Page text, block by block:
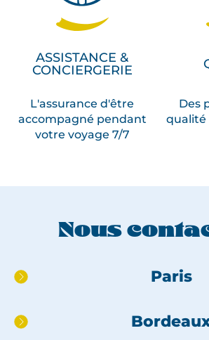
ASSISTANCE &
CONCIERGERIE
L'assurance d'être
accompagné pendant
votre voyage 7/7
Des
qualité
Nous
Aller
pied
Paris